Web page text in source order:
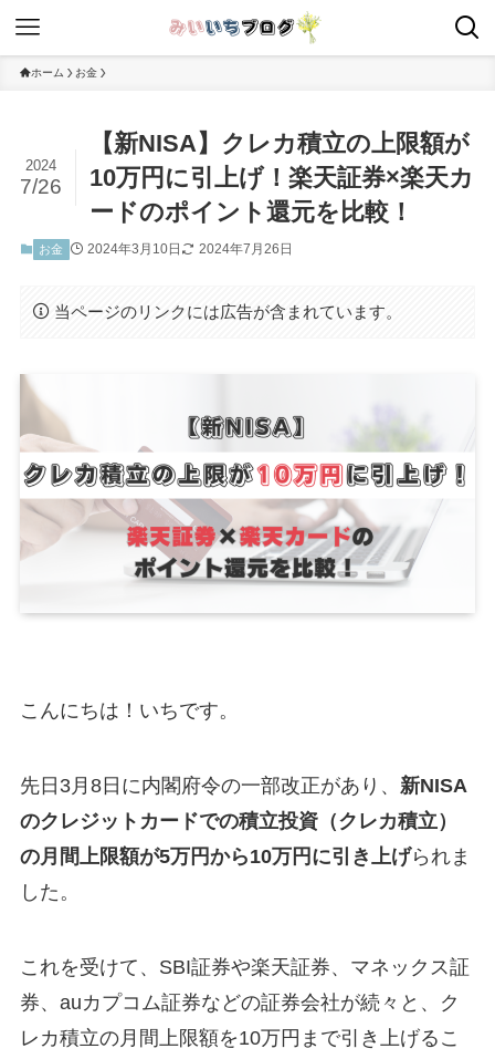
ホーム お金
【新NISA】クレカ積立の上限額が
10万円に引上げ！楽天証券×楽天カ
ードのポイント還元を比較！
2024
7/26
お金 2024年3月10日 2024年7月26日
当ページのリンクには広告が含まれています。
こんにちは！いちです。
先日3月8日に内閣府令の一部改正があり、 新NISA
のクレジットカードでの積立投資（クレカ積立）
の月間上限額が5万円から10万円に引き上げられま
した。
これを受けて、SBI証券や楽天証券、マネックス証
券、auカプコム証券などの証券会社が続々と、ク
レカ積立の月間上限額を10万円まで引き上げるこ